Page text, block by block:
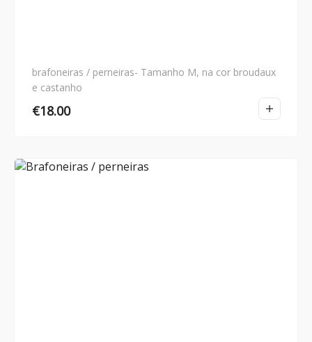
brafoneiras / perneiras- Tamanho M, na cor broudaux
e castanho
€18.00